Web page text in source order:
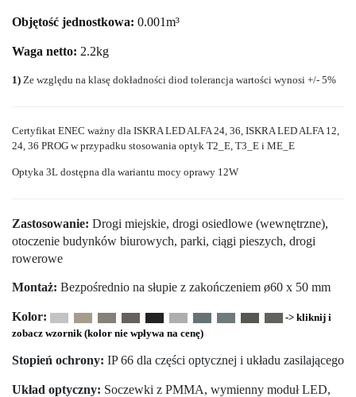
Objętość jednostkowa: 0.001m³
Waga netto: 2.2kg
1) Ze względu na klasę dokładności diod tolerancja wartości wynosi +/- 5%
Certyfikat ENEC ważny dla ISKRA LED ALFA 24, 36, ISKRA LED ALFA 12,
24, 36 PROG w przypadku stosowania optyk T2_E, T3_E i ME_E
Optyka 3L dostępna dla wariantu mocy oprawy 12W
Zastosowanie: Drogi miejskie, drogi osiedlowe (wewnętrzne),
otoczenie budynków biurowych, parki, ciągi pieszych, drogi
rowerowe
Montaż: Bezpośrednio na słupie z zakończeniem ø60 x 50 mm
Kolor:
-> kliknij i
zobacz wzornik (kolor nie wpływa na cenę)
Stopień ochrony: IP 66 dla części optycznej i układu zasilającego
Układ optyczny: Soczewki z PMMA, wymienny moduł LED,